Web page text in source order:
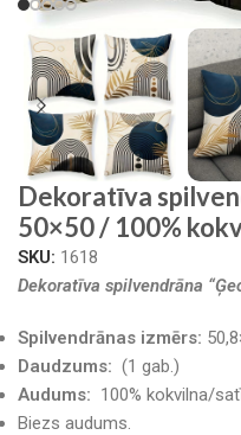
Dekoratīva
50×50 / 100%
SKU: 1618
Dekoratīva spilvendrāna
Spilvendrānas izmērs:
Daudzums: (1 gab.)
Audums: 100% kokvilna/
Biezs audums.